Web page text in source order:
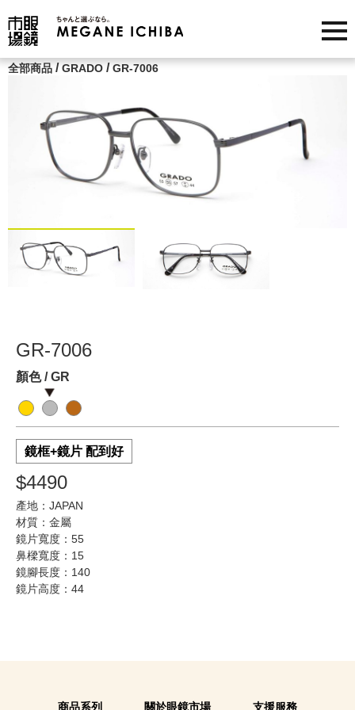
全部商品 /GRADO /GR-7006
GR-7006
顏色 / GR
鏡框+鏡片 配到好
$4490
產地：JAPAN
材質：金屬
鏡片寬度：55
鼻樑寬度：15
鏡腳長度：140
鏡片高度：44
商品系列 關於眼鏡市場 支援服務